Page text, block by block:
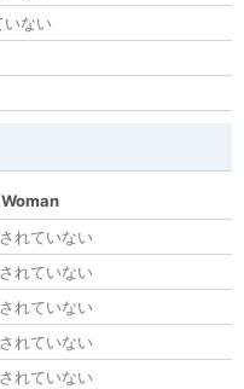
いない
れていない
れていない
れていない
れていない
れていない